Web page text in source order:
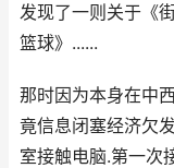
发现了一则关于《
篮球》......
那时因为本身在中
竟信息闭塞经济欠
室接触电脑.第一次